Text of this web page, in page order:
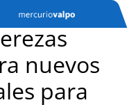
nuevos
para